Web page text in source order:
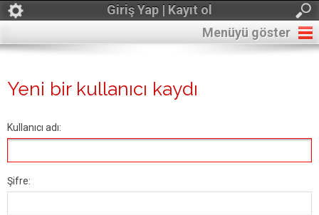
Giriş Yap | Kayıt ol
Menüyü göster
Yeni bir kullanıcı kaydı
Kullanıcı adı:
Şifre: